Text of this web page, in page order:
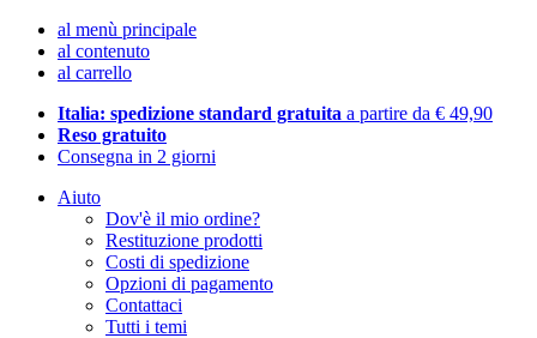
al menù principale
al contenuto
al carrello
Italia: spedizione standard gratuita a partire da € 49,90
Reso gratuito
Consegna in 2 giorni
Aiuto
Dov'è il mio ordine?
Restituzione prodotti
Costi di spedizione
Opzioni di pagamento
Contattaci
Tutti i temi